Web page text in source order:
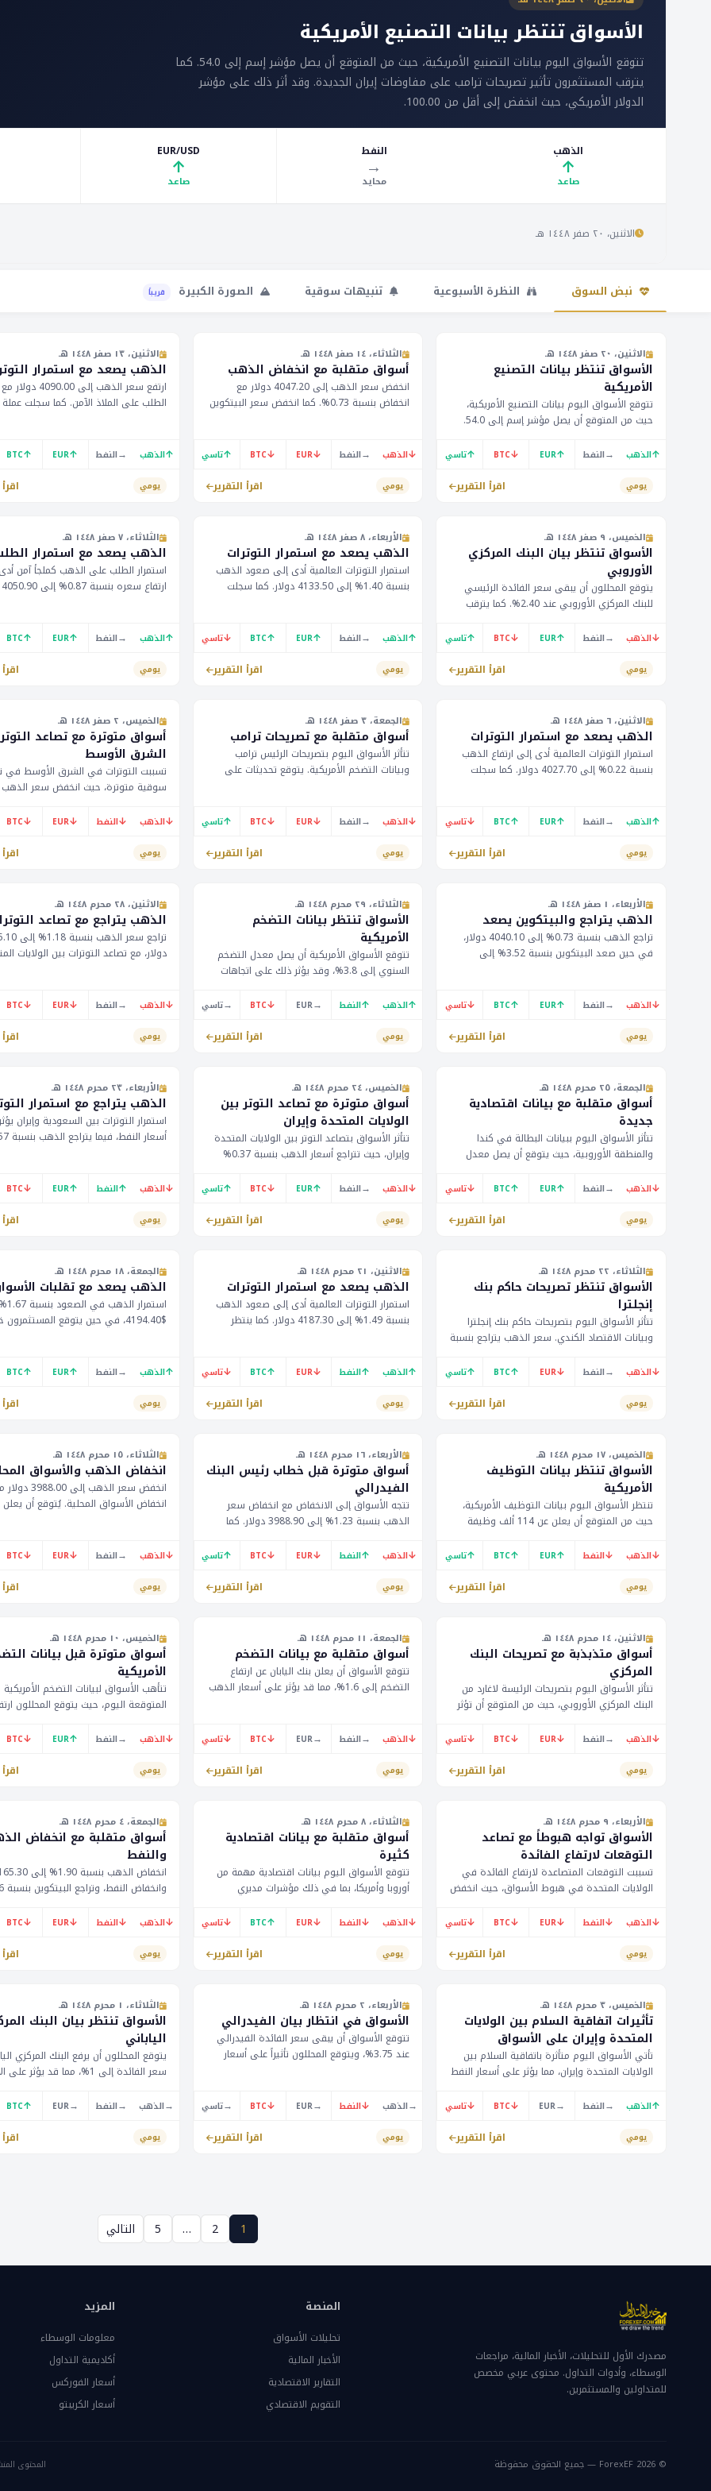
الأسواق تنتظر بيانات التصنيع الأمريكية
تتوقع الأسواق اليوم بيانات التصنيع الأمريكية، حيث من المتوقع أن يصل مؤشر إسم إلى 54.0. كما
يترقب المستثمرون تأثير تصريحات ترامب على مفاوضات إيران الجديدة. وقد أثر ذلك على مؤشر
الدولار الأمريكي، حيث انخفض إلى أقل من 100.00.
الذهب
↑
صاعد
النفط
→
محايد
EUR/USD
↑
صاعد
الاثنين، ٢٠ صفر ١٤٤٨ هـ
نبض السوق النظرة الأسبوعية تنبيهات سوقية الصورة الكبيرة قريباً
الاثنين، ٢٠ صفر ١٤٤٨ هـ
الأسواق تنتظر بيانات التصنيع
الأمريكية
تتوقع الأسواق اليوم بيانات التصنيع الأمريكية،
حيث من المتوقع أن يصل مؤشر إسم إلى 54.0.
مفاوضات إيران الجديدة. وقد أثر ذلك على مؤشر
100.00.
↑الذهب →النفط ↑
EUR
↓
BTC
↑تاسي
يومي اقرأ التقرير
الثلاثاء، ١٤ صفر ١٤٤٨ هـ
أسواق متقلبة مع انخفاض الذهب
انخفض سعر الذهب إلى 4047.20 دولار مع
انخفاض بنسبة 0.73%. كما انخفض سعر البيتكوين
↓الذهب →النفط ↓
EUR
↓
BTC
↑تاسي
يومي اقرأ التقرير
الاثنين، ١٣ صفر ١٤٤٨ هـ
الذهب يصعد مع استمرار
ارتفع سعر الذهب إلى
الطلب على الملاذ الآمن. كما سجلت عملة
بما في ذلك الطلبات على السلع↑الذهب →النفط ↑
EUR
↑
BTC
يومي
الخميس، ٩ صفر ١٤٤٨ هـ
الأسواق تنتظر بيان البنك المركزي
الأوروبي
يتوقع المحللون أن يبقى سعر الفائدة الرئيسي
للبنك المركزي الأوروبي عند 2.40%. كما يترقب
المتحدة. يتأثر السوق أيضاً بتراجع سعر الذهب↓الذهب →النفط ↑
EUR
↓
BTC
↑تاسي
يومي اقرأ التقرير
الأربعاء، ٨ صفر ١٤٤٨ هـ
الذهب يصعد مع استمرار التوترات
استمرار التوترات العالمية أدى إلى صعود الذهب
بنسبة 1.40% إلى 4133.50 دولار. كما سجلت
الاستهلاكي السنوي في المملكة المتحدة عند↑الذهب →النفط ↑
EUR
↑
BTC
↓تاسي
يومي اقرأ التقرير
الثلاثاء، ٧ صفر ١٤٤٨ هـ
الذهب يصعد مع استمرار
استمرار الطلب على الذهب كملجأ آمن
والأسهم.↑الذهب →النفط ↑
EUR
↑
BTC
يومي
الاثنين، ٦ صفر ١٤٤٨ هـ
الذهب يصعد مع استمرار التوترات
استمرار التوترات العالمية أدى إلى ارتفاع الذهب
بنسبة 0.22% إلى 4027.70 دولار. كما سجلت
اليوم.↑الذهب →النفط ↑
EUR
↑
BTC
↓تاسي
يومي اقرأ التقرير
الجمعة، ٣ صفر ١٤٤٨ هـ
أسواق متقلبة مع تصريحات ترامب
تتأثر الأسواق اليوم بتصريحات الرئيس ترامب
وبيانات التضخم الأمريكية. يتوقع تحديثات على
الاحتياطي الفدرالي جيفيرسون.↓الذهب →النفط ↓
EUR
↓
BTC
↑تاسي
يومي اقرأ التقرير
الخميس، ٢ صفر ١٤٤٨ هـ
أسواق متوترة مع تصاعد
الشرق الأوسط
تسببت التوترات في الشرق الأوسط في
سوقية متوترة، حيث انخفض سعر الذهب
بيانات عن النفط. يُتوقع أن يؤثر هذا
المحلية.
↓الذهب ↓النفط ↓
EUR
↓
BTC
يومي
الأربعاء، ١ صفر ١٤٤٨ هـ
الذهب يتراجع والبيتكوين يصعد
تراجع الذهب بنسبة 0.73% إلى 4040.10 دولار،
في حين صعد البيتكوين بنسبة 3.52% إلى
↓الذهب →النفط ↑
EUR
↑
BTC
↓تاسي
يومي اقرأ التقرير
الثلاثاء، ٢٩ محرم ١٤٤٨ هـ
الأسواق تنتظر بيانات التضخم
الأمريكية
تتوقع الأسواق الأمريكية أن يصل معدل التضخم
السنوي إلى 3.8%، وقد يؤثر ذلك على اتجاهات
رئيس البنك الفيدرالي الأمريكي. يترقب
إعادة فرض الحصار على الشحن الإيراني.
↑الذهب ↑النفط →
EUR
↓
BTC
→تاسي
يومي اقرأ التقرير
الاثنين، ٢٨ محرم ١٤٤٨ هـ
الذهب يتراجع مع تصاعد
تراجع سعر
دولار، مع تصاعد التوترات بين الولايات
↓الذهب →النفط ↓
EUR
↓
BTC
يومي
الجمعة، ٢٥ محرم ١٤٤٨ هـ
أسواق متقلبة مع بيانات اقتصادية
جديدة
تتأثر الأسواق اليوم ببيانات البطالة في كندا
والمنطقة الأوروبية، حيث يتوقع أن يصل معدل
تراجعت بنسبة 0.28% إلى 4129.10 دولار. كما
الفدرالي الأمريكي.
↓الذهب →النفط ↑
EUR
↑
BTC
↓تاسي
يومي اقرأ التقرير
الخميس، ٢٤ محرم ١٤٤٨ هـ
أسواق متوترة مع تصاعد التوتر بين
الولايات المتحدة وإيران
تتأثر الأسواق بتصاعد التوتر بين الولايات المتحدة
وإيران، حيث تتراجع أسعار الذهب بنسبة 0.37%
متوفر. يُتوقع أن يؤثر هذا التوتر على أسعار النفط↓الذهب →النفط ↑
EUR
↓
BTC
↑تاسي
يومي اقرأ التقرير
الأربعاء، ٢٣ محرم ١٤٤٨ هـ
الذهب يتراجع مع استمرار
استمرار التوترات بين السعودية وإيران
↓الذهب ↑النفط ↑
EUR
↓
BTC
يومي
الثلاثاء، ٢٢ محرم ١٤٤٨ هـ
الأسواق تنتظر تصريحات حاكم بنك
إنجلترا
تتأثر الأسواق اليوم بتصريحات حاكم بنك إنجلترا
وبيانات الاقتصاد الكندي. سعر الذهب يتراجع بنسبة
البيتكوين بنسبة 0.17% إلى 63219 دولار.↓الذهب →النفط ↓
EUR
↑
BTC
↑تاسي
يومي اقرأ التقرير
الاثنين، ٢١ محرم ١٤٤٨ هـ
الذهب يصعد مع استمرار التوترات
استمرار التوترات العالمية أدى إلى صعود الذهب
بنسبة 1.49% إلى 4187.30 دولار. كما ينتظر
↑الذهب ↑النفط ↓
EUR
↑
BTC
↓تاسي
يومي اقرأ التقرير
الجمعة، ١٨ محرم ١٤٤٨ هـ
الذهب يصعد مع تقلبات
$4194.40، في حين يتوقع
يؤثر ذلك على الأسواق المالية في↑الذهب →النفط ↑
EUR
↑
BTC
يومي
الخميس، ١٧ محرم ١٤٤٨ هـ
الأسواق تنتظر بيانات التوظيف
الأمريكية
تنتظر الأسواق اليوم بيانات التوظيف الأمريكية،
حيث من المتوقع أن يعلن عن 114 ألف وظيفة
الخليج. كما يترقب المستثمرون تأثير هذه البيانات↓الذهب ↓النفط ↑
EUR
↑
BTC
↑تاسي
يومي اقرأ التقرير
الأربعاء، ١٦ محرم ١٤٤٨ هـ
أسواق متوترة قبل خطاب رئيس البنك
الفيدرالي
تتجه الأسواق إلى الانخفاض مع انخفاض سعر
الذهب بنسبة 1.23% إلى 3988.90 دولار. كما
إلى 1.14080. يُنتظر خطاب رئيس البنك الفيدرالي
↓الذهب ↑النفط ↓
EUR
↓
BTC
↑تاسي
يومي اقرأ التقرير
الثلاثاء، ١٥ محرم ١٤٤٨ هـ
انخفاض الذهب والأسواق
انخفض سعر الذهب إلى
انخفاض الأسواق المحلية. يُتوقع أن يعلن
مؤشر أسعار المستهلكين الألماني↓الذهب →النفط ↓
EUR
↓
BTC
يومي
الاثنين، ١٤ محرم ١٤٤٨ هـ
أسواق متذبذبة مع تصريحات البنك
المركزي
تتأثر الأسواق اليوم بتصريحات الرئيسة لاغارد من
البنك المركزي الأوروبي، حيث من المتوقع أن تؤثر
ينتظر المستثمرون بيانات مبيعات التجزئة في
في السياسة النقدية.
↓الذهب →النفط ↓
EUR
↓
BTC
↓تاسي
يومي اقرأ التقرير
الجمعة، ١١ محرم ١٤٤٨ هـ
أسواق متقلبة مع بيانات التضخم
تتوقع الأسواق أن يعلن بنك اليابان عن ارتفاع
التضخم إلى 1.6%، مما قد يؤثر على أسعار الذهب
على أسعار النفط والعملات في منطقة الخليج.↓الذهب →النفط →
EUR
↓
BTC
↓تاسي
يومي اقرأ التقرير
الخميس، ١٠ محرم ١٤٤٨ هـ
أسواق متوترة قبل بيانات
الأمريكية
تتأهب الأسواق لبيانات التضخم الأمريكية
المتوقعة اليوم، حيث يتوقع المحللون
الأساسي. كما ينتظر المستثمرون كلمة
الذهب انخفاضًا
↓الذهب →النفط ↑
EUR
↓
BTC
يومي
الأربعاء، ٩ محرم ١٤٤٨ هـ
الأسواق تواجه هبوطاً مع تصاعد
التوقعات لارتفاع الفائدة
تسببت التوقعات المتصاعدة لارتفاع الفائدة في
الولايات المتحدة في هبوط الأسواق، حيث انخفض
البيتكوين إلى 62676 دولار. كما تأثر سعر النفط
↓الذهب ↓النفط ↓
EUR
↓
BTC
↓تاسي
يومي اقرأ التقرير
الثلاثاء، ٨ محرم ١٤٤٨ هـ
أسواق متقلبة مع بيانات اقتصادية
كثيرة
تتوقع الأسواق اليوم بيانات اقتصادية مهمة من
أوروبا وأمريكا، بما في ذلك مؤشرات مديري
والأمريكية. وهذه البيانات قد تؤثر على اتجاهات
النفط والذهب.
↓الذهب ↓النفط ↓
EUR
↑
BTC
↓تاسي
يومي اقرأ التقرير
الجمعة، ٤ محرم ١٤٤٨ هـ
أسواق متقلبة مع انخفاض
والنفط
العام
↓الذهب ↓النفط ↓
EUR
↓
BTC
يومي
الخميس، ٣ محرم ١٤٤٨ هـ
تأثيرات اتفاقية السلام بين الولايات
المتحدة وإيران على الأسواق
تأتي الأسواق اليوم متأثرة باتفاقية السلام بين
الولايات المتحدة وإيران، مما يؤثر على أسعار النفط
الإجمالي لنيوزيلندا، حيث تُظهر النتائج نمواً بنسبة
الأجنبية قرارات البنوك المركزية في سويسرا
↑الذهب →النفط →
EUR
↓
BTC
↓تاسي
يومي اقرأ التقرير
الأربعاء، ٢ محرم ١٤٤٨ هـ
الأسواق في انتظار بيان الفيدرالي
تتوقع الأسواق أن يبقى سعر الفائدة الفيدرالي
عند 3.75%، ويتوقع المحللون تأثيراً على أسعار
على سعر صرف الجنيه الإسترليني مقابل الدولار→الذهب ↓النفط →
EUR
↓
BTC
→تاسي
يومي اقرأ التقرير
الثلاثاء، ١ محرم ١٤٤٨ هـ
الأسواق تنتظر بيان البنك
الياباني
يتوقع المحللون أن يرفع البنك المركزي
سعر الفائدة إلى 1%، مما قد يؤثر
الأسترالي. يُتوقع أن يبقى سعر الفائدة→الذهب →النفط →
EUR
↑
BTC
يومي
1
2
…
5 التالي
مصدرك الأول للتحليلات، الأخبار المالية، مراجعات
الوسطاء، وأدوات التداول. محتوى عربي مخصص
للمتداولين والمستثمرين.
المنصة
تحليلات الأسواق
الأخبار المالية
التقارير الاقتصادية
التقويم الاقتصادي
المزيد
معلومات الوسطاء
أكاديمية التداول
أسعار الفوركس
أسعار الكريبتو
© 2026 ForexEF — جميع الحقوق محفوظة المحتوى